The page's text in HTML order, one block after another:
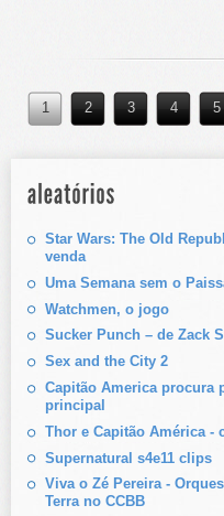
1 2 3 4 5
Star Wars: The Old
venda
Uma Semana sem o
Watchmen, o jogo
Sucker Punch – de Zack
Sex and the City 2
Capitão America procura
principal
Thor e Capitão América -
Supernatural s4e11 clips
Viva o Zé Pereira -
Terra no CCBB